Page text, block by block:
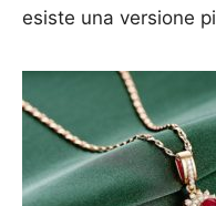
esiste una versione